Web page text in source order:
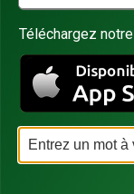
Téléchargez